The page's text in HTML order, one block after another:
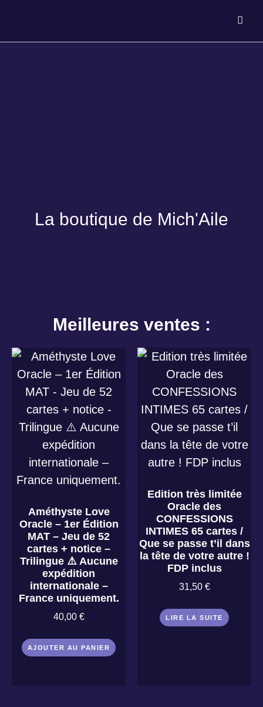
La boutique de Mich'Aile
Meilleures ventes :
Améthyste Love
Oracle – 1er Édition
MAT – Jeu de 52
cartes + notice –
Trilingue ⚠️ Aucune
expédition
internationale –
France uniquement.
40,00 €
AJOUTER AU PANIER
Edition très limitée
Oracle des
CONFESSIONS
INTIMES 65 cartes /
Que se passe t’il dans
la tête de votre autre !
FDP inclus
31,50 €
LIRE LA SUITE